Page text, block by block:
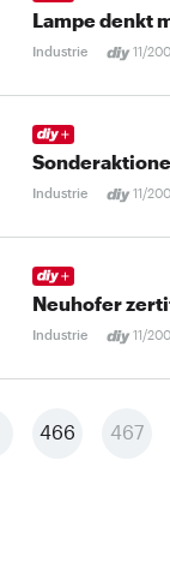
Lampe denkt
Industrie 11/
Industrie 11/
Neuhofer
Industrie 11/
466 467